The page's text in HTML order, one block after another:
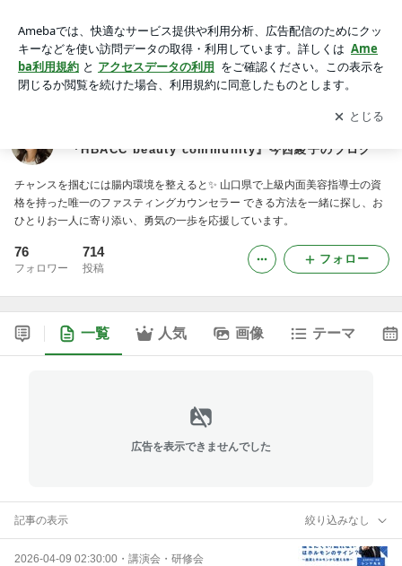
CC beauty community』今西綾子のブログ
アプリをダウンロードして ブログの更新通知
を受け取りまし
ょう。
開く
『HBACC beauty community』今西綾子のブログ
チャンスを掴むには腸内環境を整えると✨ 山口県で上級内面美容指導士の資
格を持った唯一のファスティングカウンセラー できる方法を一緒に探し、お
ひとりお一人に寄り添い、勇気の一歩を応援しています。
76
フォロワー
714
投稿
フォロー
一覧 人気 画像 テーマ
広告を表示できませんでした
記事の表示 絞り込みなし
2026-04-09 02:30:00 ・ 講演会・研修会